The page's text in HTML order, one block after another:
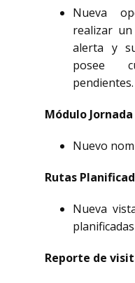
Nueva
realizar
alerta y
posee
pendientes.
Módulo
Nuevo
Rutas
Nueva
Reporte de